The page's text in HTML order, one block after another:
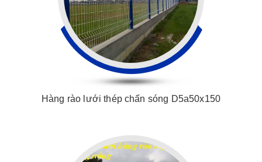
Hàng rào lưới thép chấn sóng D5a50x150